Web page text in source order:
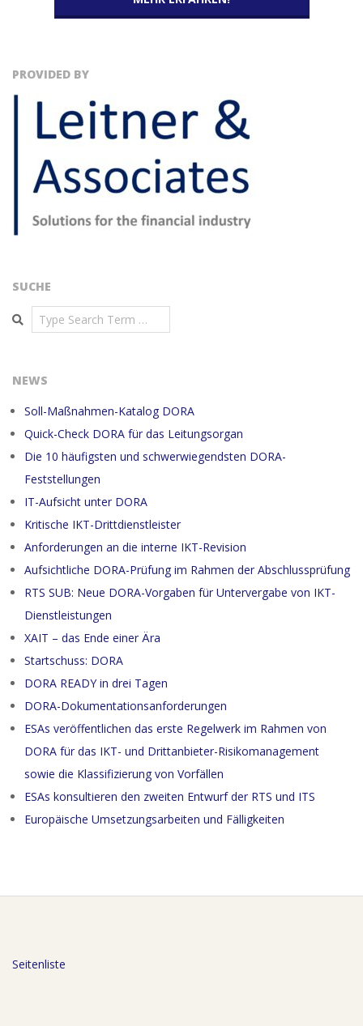
PROVIDED BY
SUCHE
Search
NEWS
Soll-Maßnahmen-Katalog DORA
Quick-Check DORA für das Leitungsorgan
Die 10 häufigsten und schwerwiegendsten DORA-
Feststellungen
IT-Aufsicht unter DORA
Kritische IKT-Drittdienstleister
Anforderungen an die interne IKT-Revision
Aufsichtliche DORA-Prüfung im Rahmen der Abschlussprüfung
RTS SUB: Neue DORA-Vorgaben für Untervergabe von IKT-
Dienstleistungen
XAIT – das Ende einer Ära
Startschuss: DORA
DORA READY in drei Tagen
DORA-Dokumentationsanforderungen
ESAs veröffentlichen das erste Regelwerk im Rahmen von
DORA für das IKT- und Drittanbieter-Risikomanagement
sowie die Klassifizierung von Vorfällen
ESAs konsultieren den zweiten Entwurf der RTS und ITS
Europäische Umsetzungsarbeiten und Fälligkeiten
Seitenliste